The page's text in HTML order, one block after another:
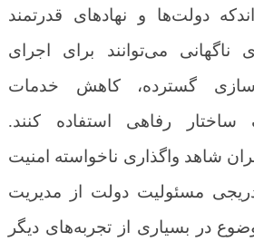
دولت‌ها و نهادهای قدرتمند
ناگهانی می‌توانند برای اجرای
گسترده، کاهش خدمات
رفاهی استفاده کنند.
شاهد واگذاری ناخواسته امنیت
مسئولیت دولت از مدیریت
در بسیاری از تجربه‌های دیگر